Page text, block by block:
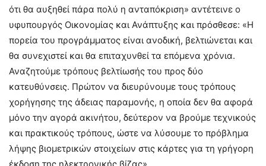
ότι θα αυξηθεί πάρα πολύ η ανταπόκριση» αντέτεινε ο
υφυπουργός Οικονομίας και Ανάπτυξης και πρόσθεσε: «Η
πορεία του προγράμματος είναι ανοδική, βελτιώνεται και
θα συνεχιστεί και θα επιταχυνθεί τα επόμενα χρόνια.
Αναζητούμε τρόπους βελτίωσής του προς δύο
κατευθύνσεις. Πρώτον να διευρύνουμε τους τρόπους
χορήγησης της άδειας παραμονής, η οποία δεν θα αφορά
μόνο την αγορά ακινήτου, δεύτερον να βρούμε τεχνικούς
και πρακτικούς τρόπους, ώστε να λύσουμε το πρόβλημα
λήψης βιομετρικών στοιχείων στις κάρτες για τη γρήγορη
έκδοση της ηλεκτρονικής βίζας».